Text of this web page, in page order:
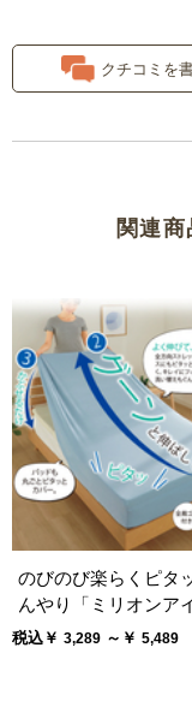
喜ばれた
クチコミを
関連
のびのび楽らくピタ
んやり「ミリオンア
ーツ（冷感）
税込￥ 3,289 ～￥ 5,489